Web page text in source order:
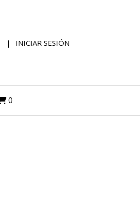
INICIAR SESIÓN
0